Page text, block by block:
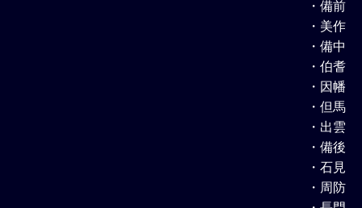
・備前
・美作
・備中
・伯耆
・因幡
・但馬
・出雲
・備後
・石見
・周防